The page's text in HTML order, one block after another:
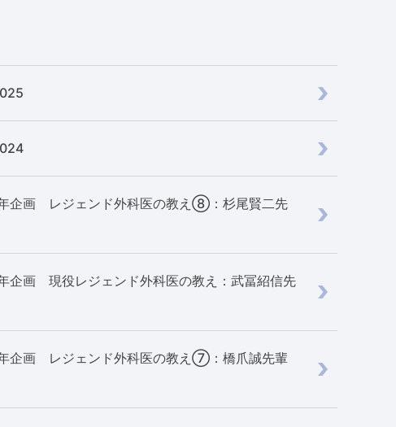
企画 レジェンド外科医の教え⑧：杉尾賢二先
企画 現役レジェンド外科医の教え：武冨紹信先
企画 レジェンド外科医の教え⑦：橋爪誠先輩